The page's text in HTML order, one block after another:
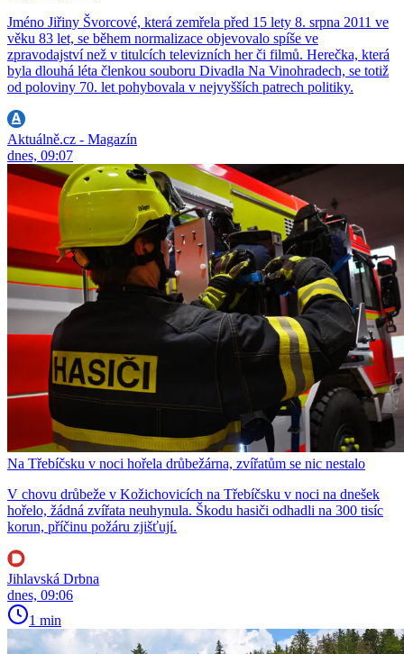
Jméno Jiřiny Švorcové, která zemřela před 15 lety 8. srpna 2011 ve
věku 83 let, se během normalizace objevovalo spíše ve
zpravodajství než v titulcích televizních her či filmů. Herečka, která
byla dlouhá léta členkou souboru Divadla Na Vinohradech, se totiž
od poloviny 70. let pohybovala v nejvyšších patrech politiky.
Aktuálně.cz - Magazín
dnes, 09:07
Na Třebíčsku v noci hořela drůbežárna, zvířatům se nic nestalo
V chovu drůbeže v Kožichovicích na Třebíčsku v noci na dnešek
hořelo, žádná zvířata neuhynula. Škodu hasiči odhadli na 300 tisíc
korun, příčinu požáru zjišťují.
Jihlavská Drbna
dnes, 09:06
1 min